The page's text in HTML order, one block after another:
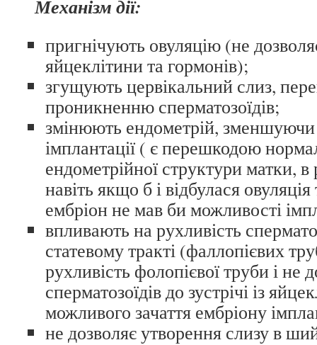
Механізм дії:
пригнічують овуляцію (не
яйцеклітини та гормонів);
згущують цервікальний слиз,
проникненню сперматозоїдів;
змінюють ендометрій, зменшуючи
імплантації ( є перешкодою
ендометрійної структури матки, в
навіть якщо б і відбулася
ембріон не мав би можливості
впливають на рухливість
статевому тракті (фаллопієвих
рухливість фолопієвої труби і не
сперматозоїдів до зустрічі із
можливого зачаття ембріону
не дозволяє утворення слизу в